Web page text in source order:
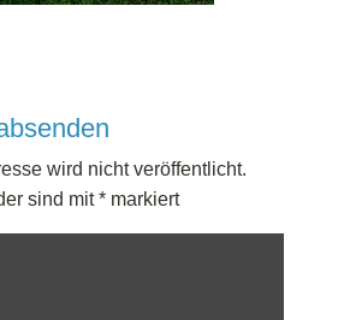
wird nicht veröffentlicht.
sind mit*markiert